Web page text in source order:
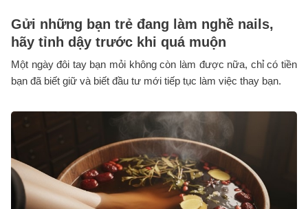
Gửi những bạn trẻ đang làm nghề nails,
hãy tỉnh dậy trước khi quá muộn
Một ngày đôi tay bạn mỏi không còn làm được nữa, chỉ có tiền
bạn đã biết giữ và biết đầu tư mới tiếp tục làm việc thay bạn.